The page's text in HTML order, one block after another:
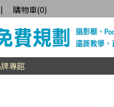
| 購物車(0)
專館